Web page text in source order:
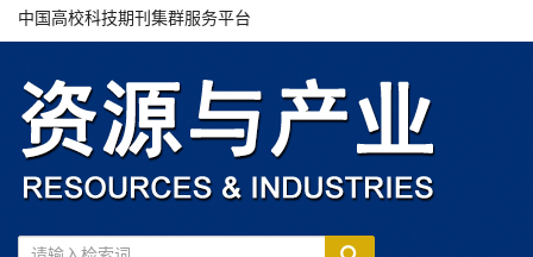
中国高校科技期刊集群服务平台